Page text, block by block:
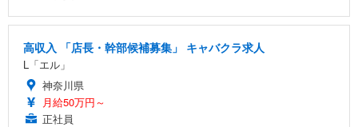
高収入 「店長・幹部候補募集」 キャバクラ求人
L「エル」
神奈川県
月給50万円～
正社員